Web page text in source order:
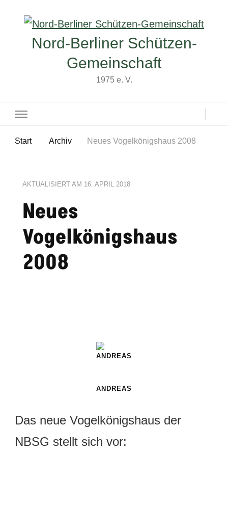
Nord-Berliner Schützen-
Gemeinschaft
1975 e. V.
Start Archiv Neues Vogelkönigshaus 2008
AKTUALISIERT AM 16. APRIL 2018
Neues
Vogelkönigshaus
2008
ANDREAS
Das neue Vogelkönigshaus der
NBSG stellt sich vor: